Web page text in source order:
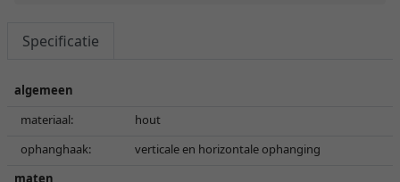
Specificatie
algemeen
materiaal:
hout
ophanghaak:
verticale en horizontale ophanging
maten